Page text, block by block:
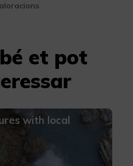
et pot
with local